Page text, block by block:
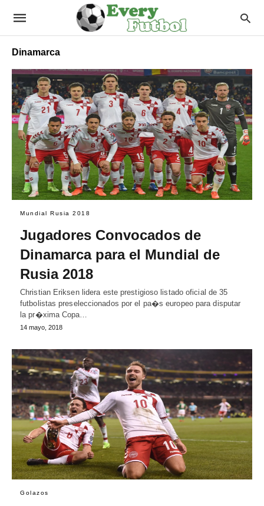
Dinamarca
Mundial Rusia 2018
Jugadores Convocados de
Dinamarca para el Mundial de
Rusia 2018
Christian Eriksen lidera este prestigioso listado oficial de 35
futbolistas preseleccionados por el pa�s europeo para disputar
la pr�xima Copa…
14 mayo, 2018
Golazos